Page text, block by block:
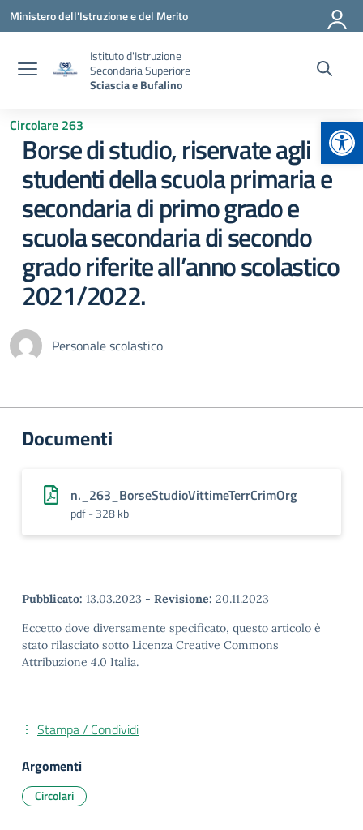
Vai ai contenuti
Vai al menu di navigazione
Vai al footer
Ministero dell'Istruzione e del Merito
Istituto d'Istruzione
Secondaria Superiore
Sciascia e Bufalino
Circolare 263
Borse di studio, riservate agli
studenti della scuola primaria e
secondaria di primo grado e
scuola secondaria di secondo
grado riferite all’anno scolastico
2021/2022.
Personale scolastico
Documenti
n._263_BorseStudioVittimeTerrCrimOrg
pdf - 328 kb
Pubblicato: 13.03.2023 - Revisione: 20.11.2023
Eccetto dove diversamente specificato, questo articolo è
stato rilasciato sotto Licenza Creative Commons
Attribuzione 4.0 Italia.
Stampa / Condividi
Argomenti
Circolari